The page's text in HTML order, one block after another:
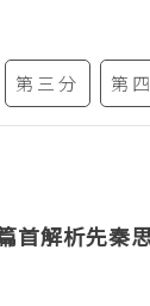
第三分 第
首解析先秦